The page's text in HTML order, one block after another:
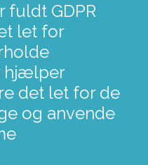
fuldt GDPR
let for
hjælper
det let for de
og anvende